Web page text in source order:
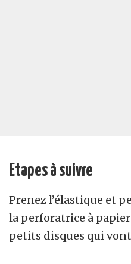
Etapes à suivre
Prenez l’élastique et
la perforatrice à
petits disques qui vont